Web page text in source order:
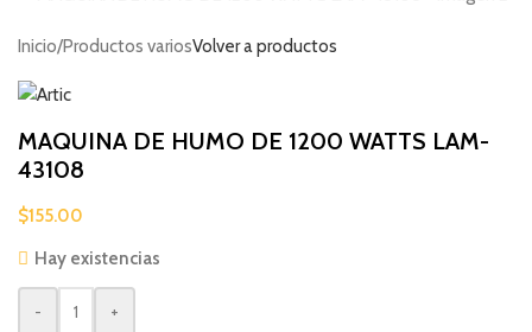
Inicio/Productos variosVolver a productos
MAQUINA DE HUMO DE 1200 WATTS LAM-
43108
$155.00
Hay existencias
- +